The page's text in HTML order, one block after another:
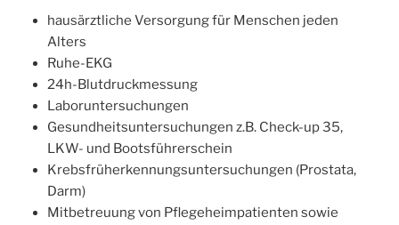
hausärztliche Versorgung für Menschen jeden
Alters
Ruhe-EKG
24h-Blutdruckmessung
Laboruntersuchungen
Gesundheitsuntersuchungen z.B. Check-up 35,
LKW- und Bootsführerschein
Krebsfrüherkennungsuntersuchungen (Prostata,
Darm)
Mitbetreuung von Pflegeheimpatienten sowie